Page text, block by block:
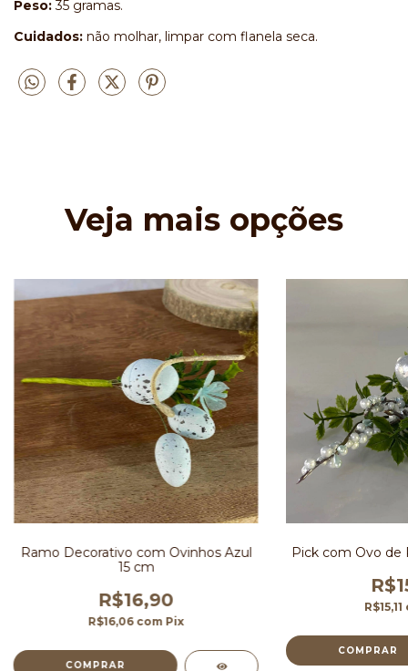
Peso:35 gramas.
Cuidados: não molhar, limpar com flanela seca.
Veja mais opções
Ramo Decorativo com Ovinhos Azul
15 cm
R$16,90
R$16,06 com Pix
Pick com Ovo de
R$15,11